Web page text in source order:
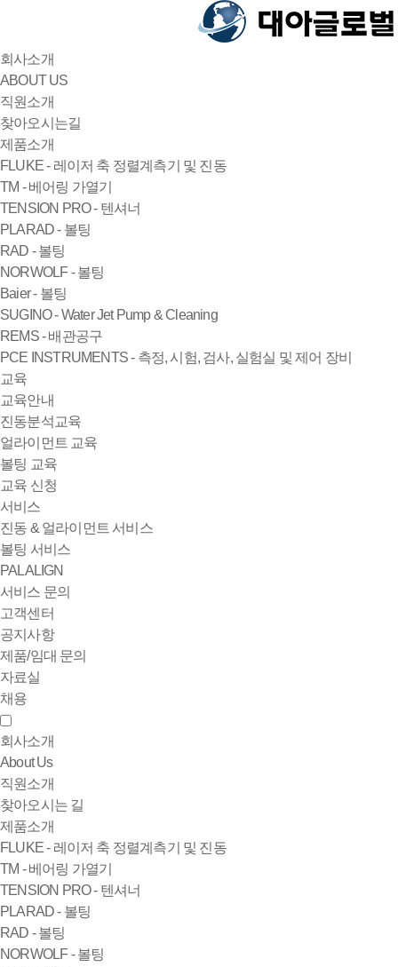
회사소개
ABOUT US
직원소개
찾아오시는길
제품소개
FLUKE - 레이저 축 정렬계측기 및 진동
TM - 베어링 가열기
TENSION PRO - 텐셔너
PLARAD - 볼팅
RAD - 볼팅
NORWOLF - 볼팅
Baier - 볼팅
SUGINO - Water Jet Pump & Cleaning
REMS - 배관공구
PCE INSTRUMENTS - 측정, 시험, 검사, 실험실 및 제어 장비
교육
교육안내
진동분석교육
얼라이먼트 교육
볼팅 교육
교육 신청
서비스
진동 & 얼라이먼트 서비스
볼팅 서비스
PALALIGN
서비스 문의
고객센터
공지사항
제품/임대 문의
자료실
채용
회사소개
About Us
직원소개
찾아오시는 길
제품소개
FLUKE - 레이저 축 정렬계측기 및 진동
TM - 베어링 가열기
TENSION PRO - 텐셔너
PLARAD - 볼팅
RAD - 볼팅
NORWOLF - 볼팅